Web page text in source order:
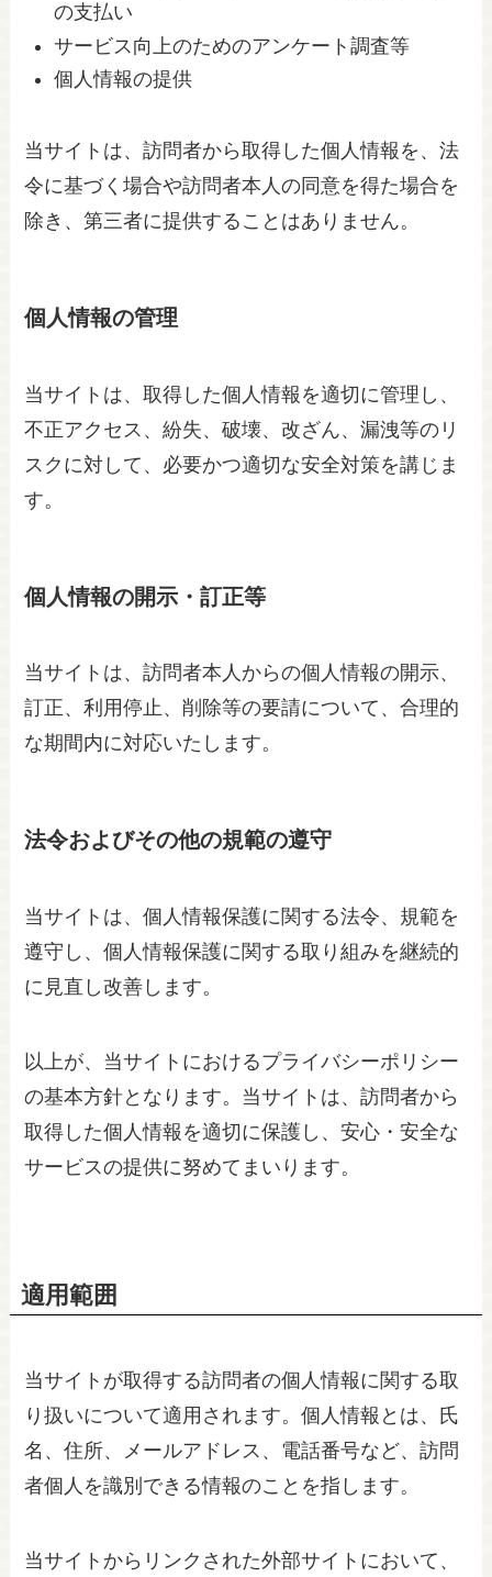
の支払い
サービス向上のためのアンケート調査等
個人情報の提供
当サイトは、訪問者から取得した個人情報を、法
令に基づく場合や訪問者本人の同意を得た場合を
除き、第三者に提供することはありません。
個人情報の管理
当サイトは、取得した個人情報を適切に管理し、
不正アクセス、紛失、破壊、改ざん、漏洩等のリ
スクに対して、必要かつ適切な安全対策を講じま
す。
個人情報の開示・訂正等
当サイトは、訪問者本人からの個人情報の開示、
訂正、利用停止、削除等の要請について、合理的
な期間内に対応いたします。
法令およびその他の規範の遵守
当サイトは、個人情報保護に関する法令、規範を
遵守し、個人情報保護に関する取り組みを継続的
に見直し改善します。
以上が、当サイトにおけるプライバシーポリシー
の基本方針となります。当サイトは、訪問者から
取得した個人情報を適切に保護し、安心・安全な
サービスの提供に努めてまいります。
適用範囲
当サイトが取得する訪問者の個人情報に関する取
り扱いについて適用されます。個人情報とは、氏
名、住所、メールアドレス、電話番号など、訪問
者個人を識別できる情報のことを指します。
当サイトからリンクされた外部サイトにおいて、